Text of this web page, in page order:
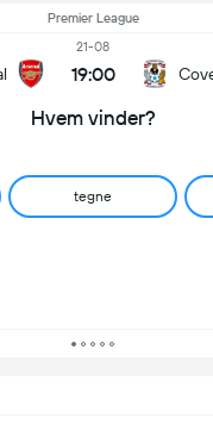
Premier League
21-08
19:00
Hvem vinder?
tegne